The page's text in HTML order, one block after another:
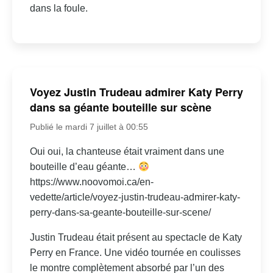
dans la foule.
Voyez Justin Trudeau admirer Katy Perry
dans sa géante bouteille sur scène
Publié le mardi 7 juillet à 00:55
Oui oui, la chanteuse était vraiment dans une
bouteille d’eau géante…
https://www.noovomoi.ca/en-
vedette/article/voyez-justin-trudeau-admirer-katy-
perry-dans-sa-geante-bouteille-sur-scene/
Justin Trudeau était présent au spectacle de Katy
Perry en France. Une vidéo tournée en coulisses
le montre complètement absorbé par l’un des